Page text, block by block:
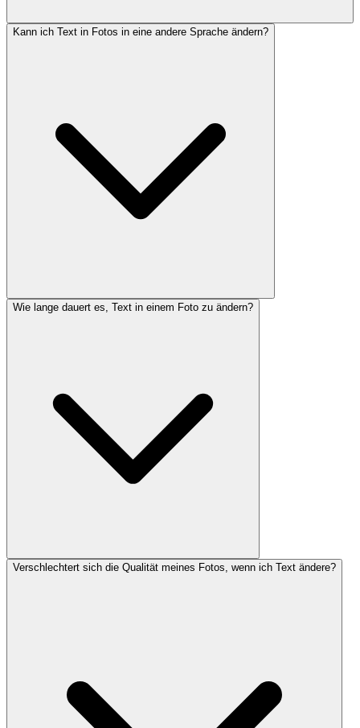
Kann ich Text in Fotos in eine andere Sprache ändern?
Wie lange dauert es, Text in einem Foto zu ändern?
Verschlechtert sich die Qualität meines Fotos, wenn ich Text ändere?